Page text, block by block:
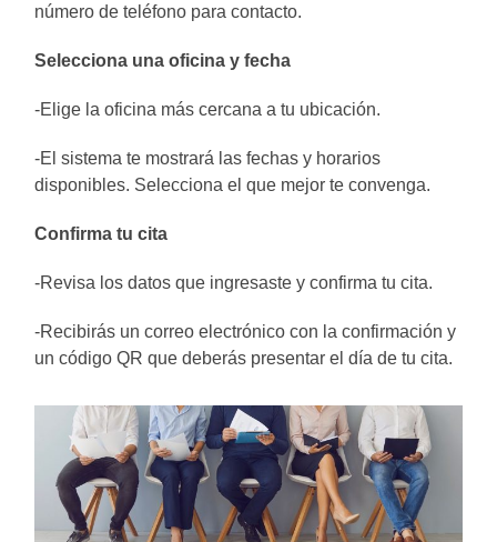
número de teléfono para contacto.
Selecciona una oficina y fecha
-Elige la oficina más cercana a tu ubicación.
-El sistema te mostrará las fechas y horarios
disponibles. Selecciona el que mejor te convenga.
Confirma tu cita
-Revisa los datos que ingresaste y confirma tu cita.
-Recibirás un correo electrónico con la confirmación y
un código QR que deberás presentar el día de tu cita.